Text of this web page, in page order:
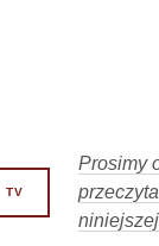
TV
Prosimy